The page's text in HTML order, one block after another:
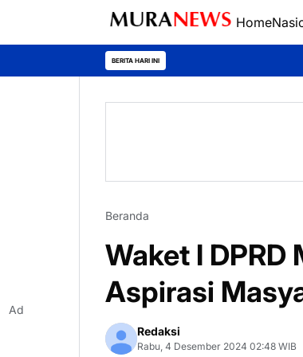
Home
BERITA HARI INI
Beranda
Waket I DPRD
Aspirasi
Redaksi
Rabu, 4 Desember 2024 02:48 WIB
Ad